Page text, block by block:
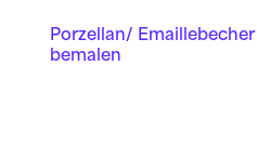
Porzellan/ Emaillebecher
bemalen